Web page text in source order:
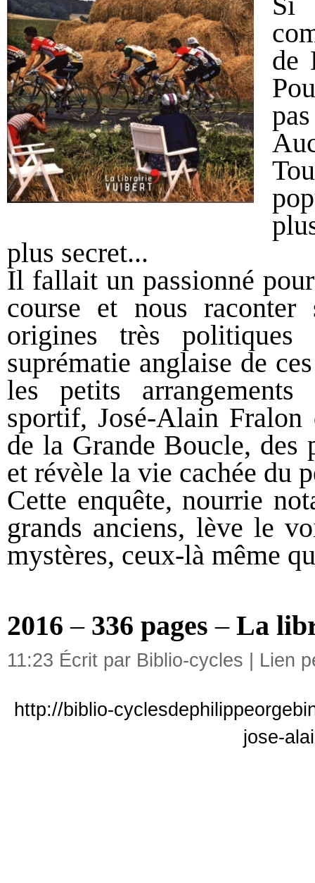
de
plus secret...
Il fallait un passionné
course et nous
origines très
suprématie anglaise de
les petits
sportif, José-Alain Fralon
de la Grande Boucle,
et révèle la vie cachée du
Cette enquête, nourrie
grands anciens, lève le
mystères, ceux-là même
2016 – 336 pages – La
11:23 Écrit par Biblio-cycles | Lien
http://biblio-
jose-